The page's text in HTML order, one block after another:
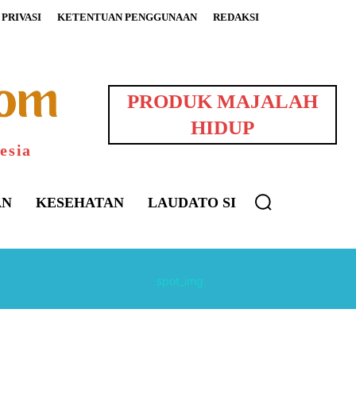
KETENTUAN PENGGUNAAN REDAKSI
PRODUK MAJALAH
HIDUP
KESEHATAN LAUDATO SI